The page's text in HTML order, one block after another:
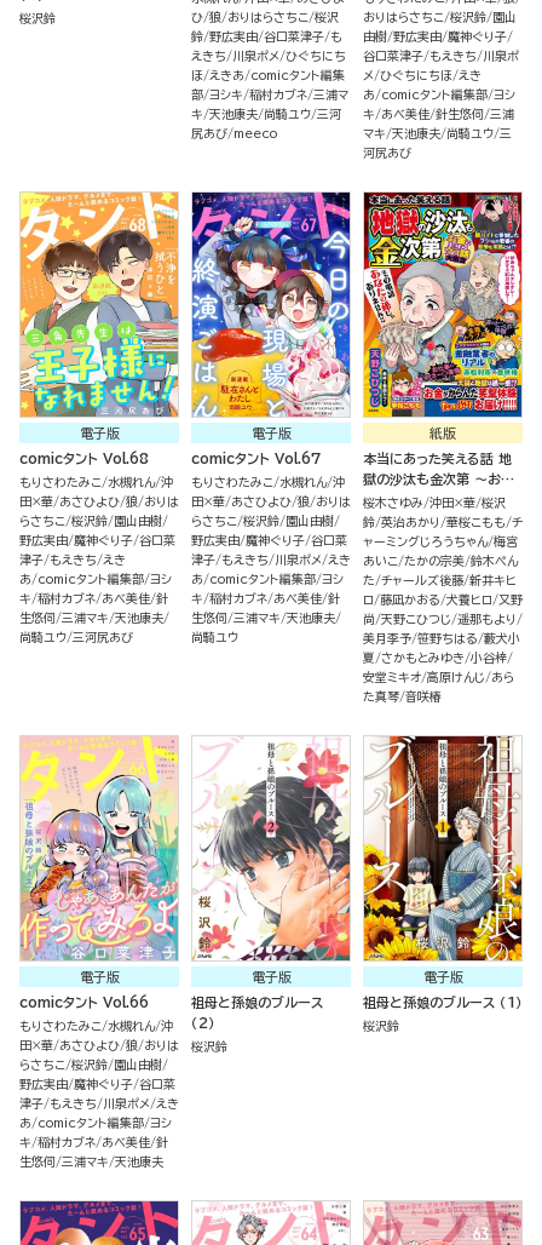
桜沢鈴
ひ 狼 おりはらさちこ 桜沢
鈴 野広実由 谷口菜津子 も
えきち
川泉ポメ ひぐちにち
ほ
えきあ
comicタント編集
部 ヨシキ 稲村カブネ 三浦マ
キ 天池康夫 尚騎ユウ 三河
尻あび meeco
おりはらさちこ 桜沢鈴 園山
由樹 野広実由 魔神ぐり子
谷口菜津子 もえきち
川泉ポ
メ ひぐちにちほ
えき
あ
comicタント編集部 ヨシ
キ
あべ美佳 針生悠伺 三浦
マキ 天池康夫 尚騎ユウ 三
河尻あび
電子版
comicタント Vol.68
もりさわたみこ 水槻れん 沖
田×華 あさひよひ 狼 おりは
らさちこ 桜沢鈴 園山由樹
野広実由 魔神ぐり子 谷口菜
津子 もえきち
えき
あ
comicタント編集部 ヨシ
キ 稲村カブネ あべ美佳 針
生悠伺 三浦マキ 天池康夫
尚騎ユウ 三河尻あび
電子版
comicタント Vol.67
もりさわたみこ 水槻れん 沖
田×華 あさひよひ 狼 おりは
らさちこ 桜沢鈴 園山由樹
野広実由 魔神ぐり子 谷口菜
津子 もえきち 川泉ポメ
えき
あ
comicタント編集部 ヨシ
キ 稲村カブネ あべ美佳 針
生悠伺 三浦マキ 天池康夫
尚騎ユウ
紙版
本当にあった笑える話 地
獄の沙汰も金次第 ～お金
にまつわるウラ話大集合～
桜木さゆみ 沖田×華 桜沢
鈴 英治あかり 華桜こもも チ
ャーミングじろうちゃん 梅宮
あいこ たかの宗美 鈴木ぺん
た チャールズ後藤 新井キヒ
ロ 藤凪かおる 犬養ヒロ 又野
尚 天野こひつじ 遥那もより
美月李予 笹野ちはる 藪犬小
夏 さかもとみゆき 小谷梓
安堂ミキオ 高原けんじ
あら
た真琴 音咲椿
電子版
comicタント Vol.66
もりさわたみこ 水槻れん 沖
田×華 あさひよひ 狼 おりは
らさちこ 桜沢鈴 園山由樹
野広実由 魔神ぐり子 谷口菜
津子 もえきち 川泉ポメ
えき
あ
comicタント編集部 ヨシ
キ 稲村カブネ あべ美佳 針
生悠伺 三浦マキ 天池康夫
電子版
祖母と孫娘のブルース
（2）
桜沢鈴
電子版
祖母と孫娘のブルース （1）
桜沢鈴